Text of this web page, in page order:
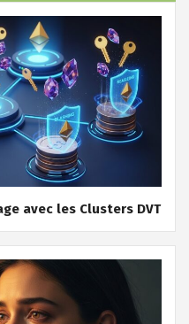
avec les Clusters DVT